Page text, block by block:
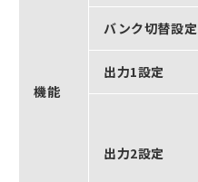
機能
バンク切替設定
出力1設定
出力2設定